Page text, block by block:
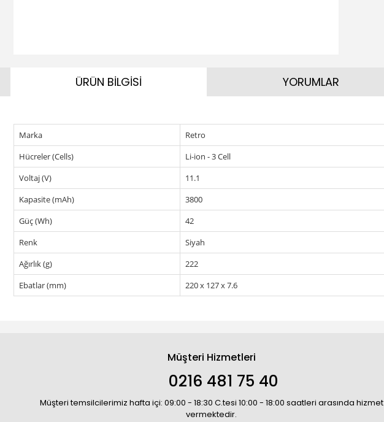
ÜRÜN BİLGİSİ
Marka
Retro
Hücreler (Cells)
Li-ion - 3 Cell
Voltaj (V)
11.1
Kapasite (mAh)
3800
Güç (Wh)
42
Renk
Siyah
Ağırlık (g)
222
Ebatlar (mm)
220 x 127 x 7.6
YORUMLAR
Müşteri Hizmetleri
0216 481 75 40
Müşteri temsilcilerimiz hafta içi: 09:00 - 18:30 C.tesi 10:00 - 18:00 saatleri arasında hizmet
vermektedir.